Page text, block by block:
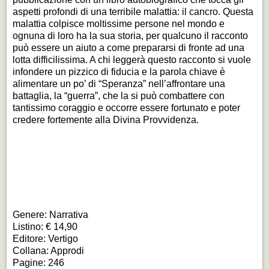
aspetti profondi di una terribile malattia: il cancro. Questa
malattia colpisce moltissime persone nel mondo e
ognuna di loro ha la sua storia, per qualcuno il racconto
può essere un aiuto a come prepararsi di fronte ad una
lotta difficilissima. A chi leggerà questo racconto si vuole
infondere un pizzico di fiducia e la parola chiave è
alimentare un po’ di “Speranza” nell’affrontare una
battaglia, la “guerra”, che la si può combattere con
tantissimo coraggio e occorre essere fortunato e poter
credere fortemente alla Divina Provvidenza.
Genere: Narrativa
Listino: € 14,90
Editore: Vertigo
Collana: Approdi
Pagine: 246